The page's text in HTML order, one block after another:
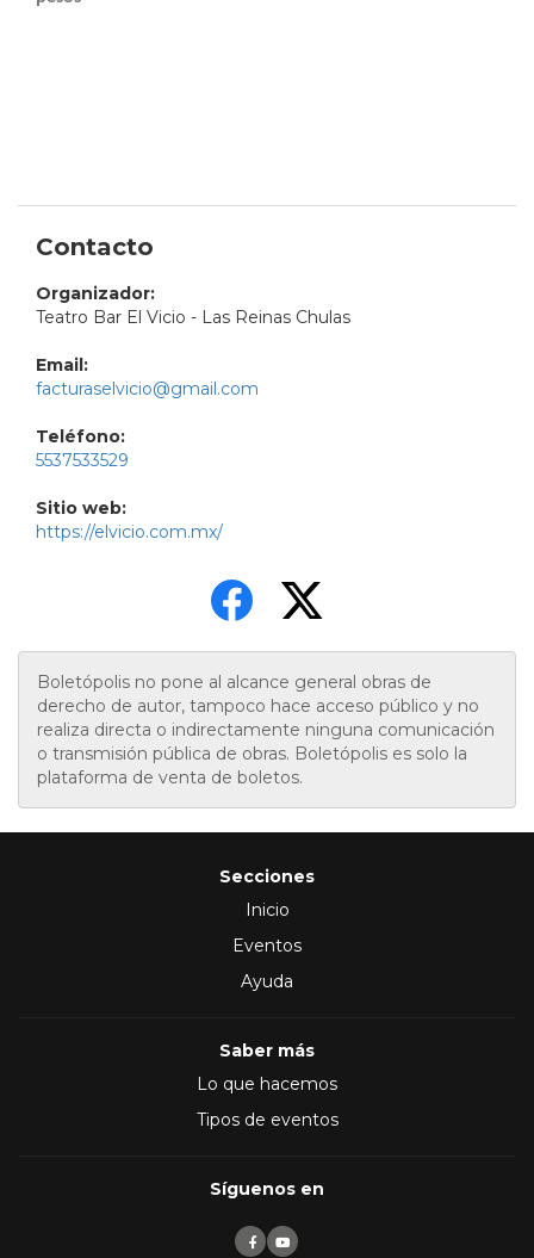
Contacto
Organizador:
Teatro Bar El Vicio - Las Reinas Chulas
Email:
facturaselvicio@gmail.com
Teléfono:
5537533529
Sitio web:
https://elvicio.com.mx/
Boletópolis no pone al alcance general obras de
derecho de autor, tampoco hace acceso público y no
realiza directa o indirectamente ninguna comunicación
o transmisión pública de obras. Boletópolis es solo la
plataforma de venta de boletos.
Secciones
Inicio
Eventos
Ayuda
Saber más
Lo que hacemos
Tipos de eventos
Síguenos en